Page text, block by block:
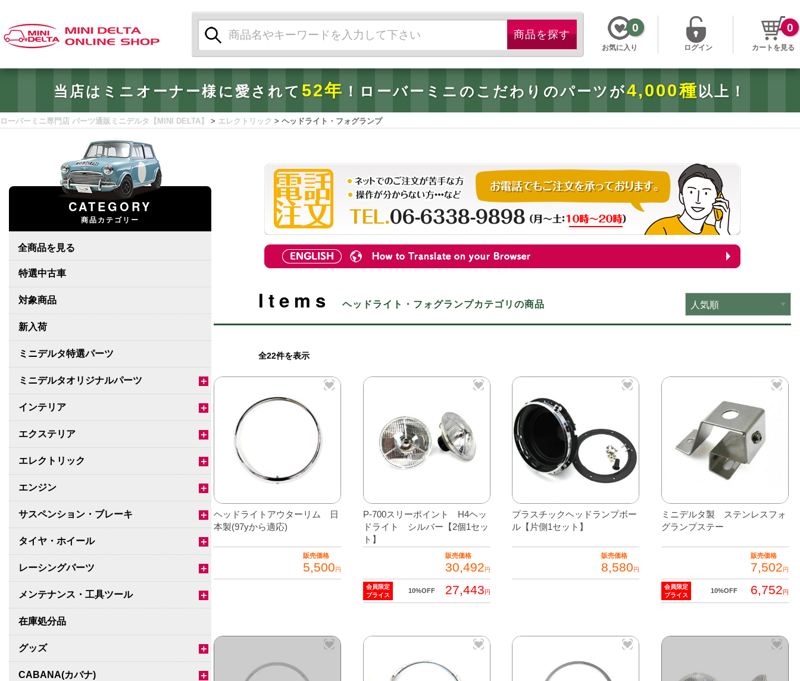
索:
お気に入り
0
ログイン カートを見る
0
当店はミニオーナー様に愛されて52年 ！ローバーミニのこだわりのパーツが4,000種 以上！
ローバーミニ専門店 パーツ通販ミニデルタ【MINI DELTA】 > エレクトリック > ヘッドライト・フォグランプ
CATEGORY
商品カテゴリー
全商品を見る
特選中古車
対象商品
新入荷
ミニデルタ特選パーツ
＋
ミニデルタオリジナルパーツ
＋
インテリア
＋
エクステリア
＋
エレクトリック
＋
エンジン
＋
サスペンション・ブレーキ
＋
タイヤ・ホイール
＋
レーシングパーツ
＋
メンテナンス・工具ツール
在庫処分品
＋
グッズ
＋
CABANA(カバナ)
Items ヘッドライト・フォグランプカテゴリの商品
全22件を表示
ヘッドライトアウターリム 日
本製(97yから適応)
販売価格
5,500円
P-700スリーポイント H4ヘッ
ドライト シルバー【2個1セッ
ト】
販売価格
30,492円
会員限定
プライス
10%OFF 27,443円
プラスチックヘッドランプボー
ル【片側1セット】
販売価格
8,580円
ミニデルタ製 ステンレスフォ
グランプステー
販売価格
7,502円
会員限定
プライス
10%OFF 6,752円